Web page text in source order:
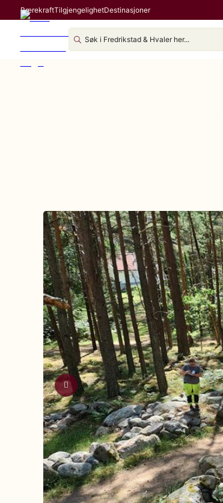
BærekraftTilgjengelighetDestinasjoner